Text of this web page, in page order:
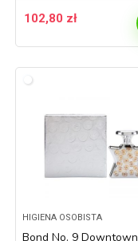
102,80 zł
HIGIENA OSOBISTA
Bond No. 9 Downtown